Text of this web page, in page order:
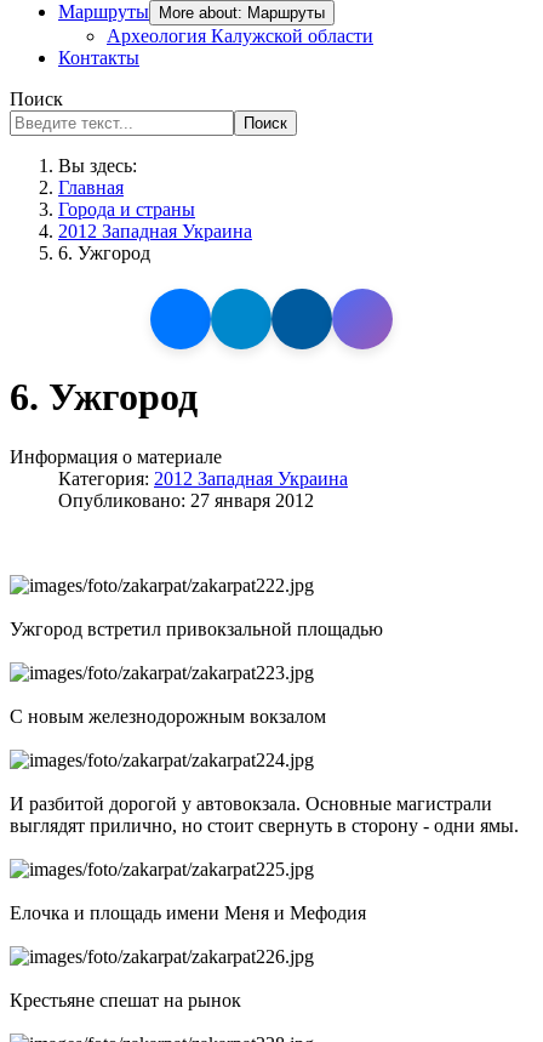
Маршруты
More about: Маршруты
Археология Калужской области
Контакты
Поиск
Поиск
Вы здесь:
Главная
Города и страны
2012 Западная Украина
6. Ужгород
6. Ужгород
Информация о материале
Категория: 2012 Западная Украина
Опубликовано: 27 января 2012
Ужгород встретил привокзальной площадью
С новым железнодорожным вокзалом
И разбитой дорогой у автовокзала. Основные магистрали
выглядят прилично, но стоит свернуть в сторону - одни ямы.
Елочка и площадь имени Меня и Мефодия
Крестьяне спешат на рынок